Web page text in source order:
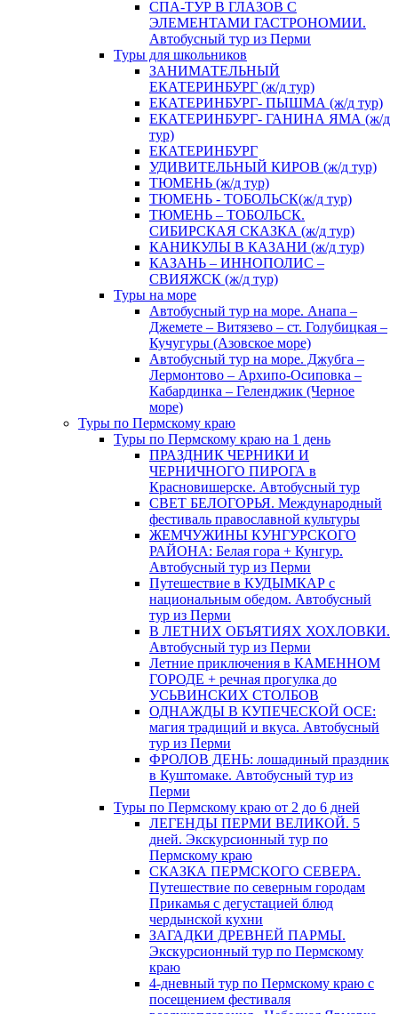
СПА-ТУР В ГЛАЗОВ С
ЭЛЕМЕНТАМИ ГАСТРОНОМИИ.
Автобусный тур из Перми
Туры для школьников
ЗАНИМАТЕЛЬНЫЙ
ЕКАТЕРИНБУРГ (ж/д тур)
ЕКАТЕРИНБУРГ- ПЫШМА (ж/д тур)
ЕКАТЕРИНБУРГ- ГАНИНА ЯМА (ж/д
тур)
ЕКАТЕРИНБУРГ
УДИВИТЕЛЬНЫЙ КИРОВ (ж/д тур)
ТЮМЕНЬ (ж/д тур)
ТЮМЕНЬ - ТОБОЛЬСК(ж/д тур)
ТЮМЕНЬ – ТОБОЛЬСК.
СИБИРСКАЯ СКАЗКА (ж/д тур)
КАНИКУЛЫ В КАЗАНИ (ж/д тур)
КАЗАНЬ – ИННОПОЛИС –
СВИЯЖСК (ж/д тур)
Туры на море
Автобусный тур на море. Анапа –
Джемете – Витязево – ст. Голубицкая –
Кучугуры (Азовское море)
Автобусный тур на море. Джубга –
Лермонтово – Архипо-Осиповка –
Кабардинка – Геленджик (Черное
море)
Туры по Пермскому краю
Туры по Пермскому краю на 1 день
ПРАЗДНИК ЧЕРНИКИ И
ЧЕРНИЧНОГО ПИРОГА в
Красновишерске. Автобусный тур
СВЕТ БЕЛОГОРЬЯ. Международный
фестиваль православной культуры
ЖЕМЧУЖИНЫ КУНГУРСКОГО
РАЙОНА: Белая гора + Кунгур.
Автобусный тур из Перми
Путешествие в КУДЫМКАР с
национальным обедом. Автобусный
тур из Перми
В ЛЕТНИХ ОБЪЯТИЯХ ХОХЛОВКИ.
Автобусный тур из Перми
Летние приключения в КАМЕННОМ
ГОРОДЕ + речная прогулка до
УСЬВИНСКИХ СТОЛБОВ
ОДНАЖДЫ В КУПЕЧЕСКОЙ ОСЕ:
магия традиций и вкуса. Автобусный
тур из Перми
ФРОЛОВ ДЕНЬ: лошадиный праздник
в Куштомаке. Автобусный тур из
Перми
Туры по Пермскому краю от 2 до 6 дней
ЛЕГЕНДЫ ПЕРМИ ВЕЛИКОЙ. 5
дней. Экскурсионный тур по
Пермскому краю
СКАЗКА ПЕРМСКОГО СЕВЕРА.
Путешествие по северным городам
Прикамья с дегустацией блюд
чердынской кухни
ЗАГАДКИ ДРЕВНЕЙ ПАРМЫ.
Экскурсионный тур по Пермскому
краю
4-дневный тур по Пермскому краю с
посещением фестиваля